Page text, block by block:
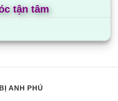
động nhờ ứng dụng
có khả năng chuẩn đoán
gặp trên máy giặt
Smart ThinQ trên
tận tâm
ANH PHÚ